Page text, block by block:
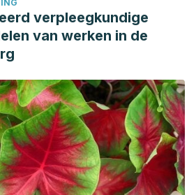
( 2001 ) pp. 15 – 19
verpleegkundige
van werken in de